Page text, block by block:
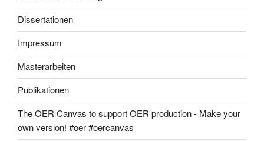
Dissertationen
Impressum
Masterarbeiten
Publikationen
The OER Canvas to support OER production - Make your
own version! #oer #oercanvas